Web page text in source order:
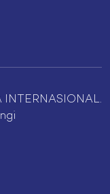
INTERNASIONAL.